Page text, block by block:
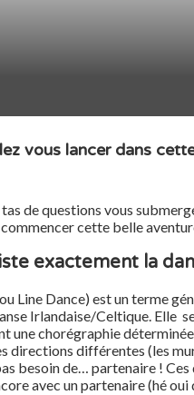
vous lancer dans
de questions vous
cette belle
exactement la
Line Dance) est un terme
Irlandaise/Celtique. Elle
une chorégraphie
directions différentes (les
besoin de… partenaire !
avec un partenaire (hé oui